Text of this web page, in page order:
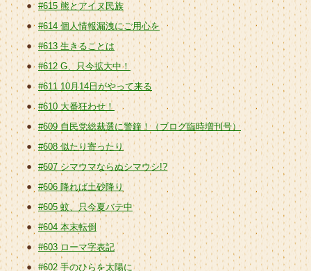
#615 熊とアイヌ民族
#614 個人情報漏洩にご用心を
#613 生きることは
#612 G、只今拡大中！
#611 10月14日がやって来る
#610 大番狂わせ！
#609 自民党総裁選に警鐘！（ブログ臨時増刊号）
#608 似たり寄ったり
#607 シマウマならぬシマウシ!?
#606 降れば土砂降り
#605 蚊、只今夏バテ中
#604 本末転倒
#603 ローマ字表記
#602 手のひらを太陽に